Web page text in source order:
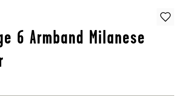
6 Armband Milanese